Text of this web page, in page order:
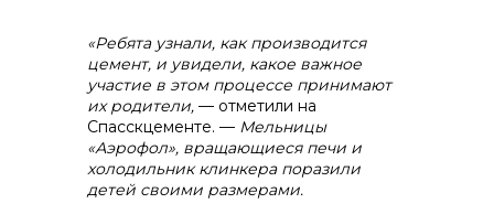
контакты отдела закупок
«Ребята узнали, как производится
цемент, и увидели, какое важное
участие в этом процессе принимают
их родители, — отметили на
Спасскцементе. — Мельницы
«Аэрофол», вращающиеся печи и
холодильник клинкера поразили
детей своими размерами.